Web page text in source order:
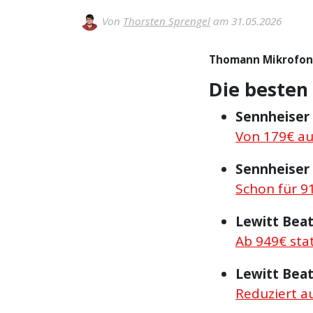
Von Thorsten Sprengel am 31.05.2026
Thomann
Die
Sennheiser
Von 179€
Schon für
Lewitt
Ab 949€
Lewitt
Reduziert